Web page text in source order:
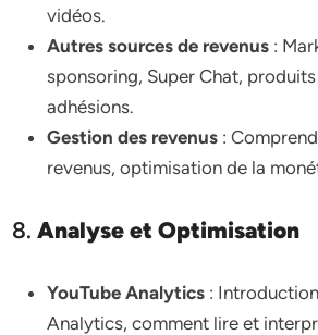
vidéos.
Autres sources de revenus :
sponsoring, Super Chat,
adhésions.
Gestion des revenus :
revenus, optimisation de la
8.Analyse et Optimisation
YouTube Analytics :
Analytics, comment lire et